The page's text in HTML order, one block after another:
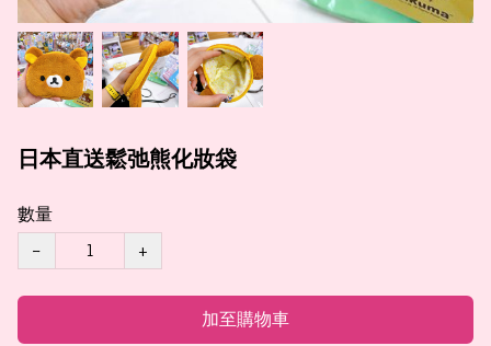
日本直送鬆弛熊化妝袋
數量
−
+
加至購物車